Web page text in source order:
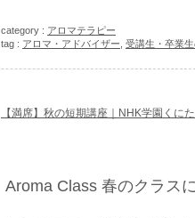
category : アロマテラピー
tag : アロマ・アドバイザー 受講生・卒業
【満席】秋の短期講座｜NHK学園くに
Aroma Class 春のクラス